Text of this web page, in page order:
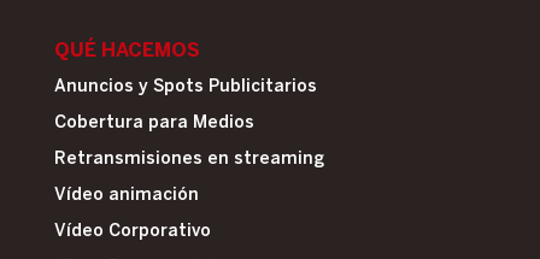
QUÉ HACEMOS
Anuncios y Spots Publicitarios
Cobertura para Medios
Retransmisiones en streaming
Vídeo animación
Vídeo Corporativo